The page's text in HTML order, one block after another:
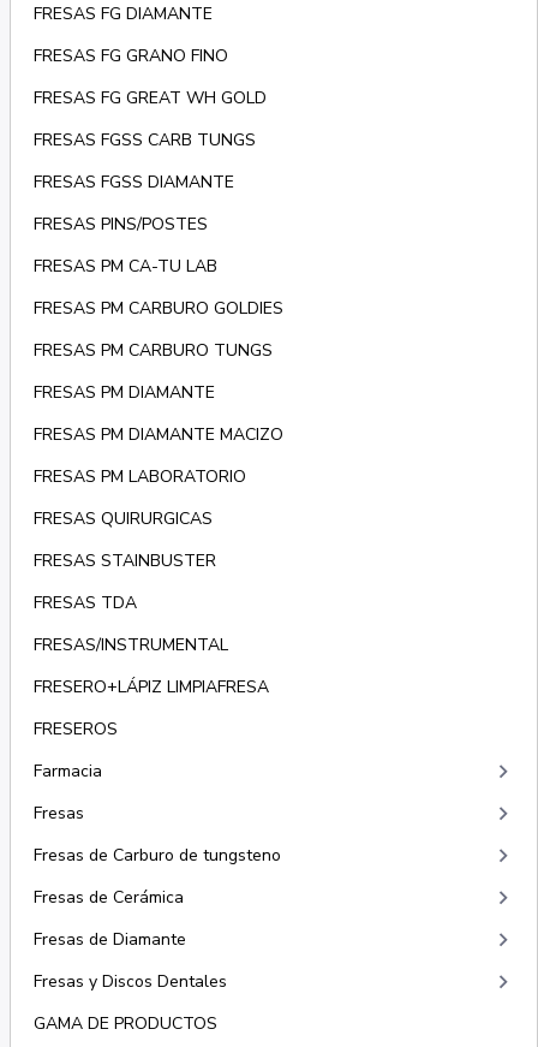
FRESAS FG DIAMANTE
FRESAS FG GRANO FINO
FRESAS FG GREAT WH GOLD
FRESAS FGSS CARB TUNGS
FRESAS FGSS DIAMANTE
FRESAS PINS/POSTES
FRESAS PM CA-TU LAB
FRESAS PM CARBURO GOLDIES
FRESAS PM CARBURO TUNGS
FRESAS PM DIAMANTE
FRESAS PM DIAMANTE MACIZO
FRESAS PM LABORATORIO
FRESAS QUIRURGICAS
FRESAS STAINBUSTER
FRESAS TDA
FRESAS/INSTRUMENTAL
FRESERO+LÁPIZ LIMPIAFRESA
FRESEROS
Farmacia
keyboard_arrow_right
Fresas keyboard_arrow_right
Fresas de Carburo de tungsteno keyboard_arrow_right
Fresas de Cerámica keyboard_arrow_right
Fresas de Diamante keyboard_arrow_right
Fresas y Discos Dentales keyboard_arrow_right
GAMA DE PRODUCTOS